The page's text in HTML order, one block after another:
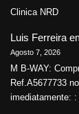
Clinica NRD
Luis Ferreira
Agosto 7, 2026
M B-WAY:
Ref.A5677733
imediatamente: :